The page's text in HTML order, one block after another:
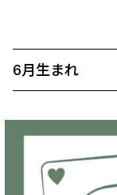
6月生まれ